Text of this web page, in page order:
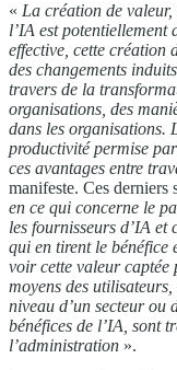
« La création de
l’IA est potentiellement
effective, cette création
des changements
travers de la
organisations, des
dans les organisations.
productivité permise
ces avantages entre
manifeste. Ces derniers
en ce qui concerne le
les fournisseurs d’IA et
qui en tirent le bénéfice
voir cette valeur captée
moyens des
niveau d’un secteur ou
bénéfices de l’IA, sont
l’administration ».